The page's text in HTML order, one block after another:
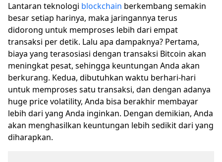
Lantaran teknologi blockchain berkembang semakin
besar setiap harinya, maka jaringannya terus
didorong untuk memproses lebih dari empat
transaksi per detik. Lalu apa dampaknya? Pertama,
biaya yang terasosiasi dengan transaksi Bitcoin akan
meningkat pesat, sehingga keuntungan Anda akan
berkurang. Kedua, dibutuhkan waktu berhari-hari
untuk memproses satu transaksi, dan dengan adanya
huge price volatility, Anda bisa berakhir membayar
lebih dari yang Anda inginkan. Dengan demikian, Anda
akan menghasilkan keuntungan lebih sedikit dari yang
diharapkan.